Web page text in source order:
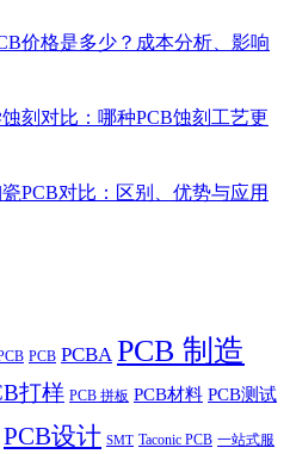
价格是多少？成本分析、影响
刻对比：哪种PCB蚀刻工艺更
PCB对比：区别、优势与应用
PCB PCBA PCB 制造
打样 PCB 拼板 PCB材料 PCB测试
PCB设计 SMT Taconic PCB 一站式服